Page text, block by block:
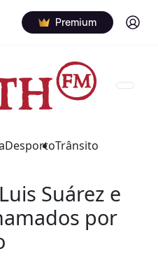
Premium Log in
DesportoTrânsito
Suárez e
por